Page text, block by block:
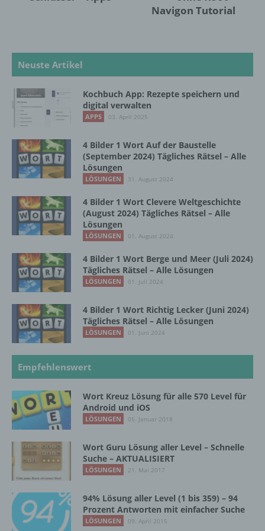
Navigon Tutorial
Neuste Artikel
Kochbuch App: Rezepte speichern und
digital verwalten
APPS 03. April 2025
4 Bilder 1 Wort Auf der Baustelle
(September 2024) Tägliches Rätsel – Alle
Lösungen
LÖSUNGEN 31. August 2024
4 Bilder 1 Wort Clevere Weltgeschichte
(August 2024) Tägliches Rätsel – Alle
Lösungen
LÖSUNGEN 01. August 2024
4 Bilder 1 Wort Berge und Meer (Juli 2024)
Tägliches Rätsel – Alle Lösungen
LÖSUNGEN 01. Juli 2024
4 Bilder 1 Wort Richtig Lecker (Juni 2024)
Tägliches Rätsel – Alle Lösungen
LÖSUNGEN 01. Juni 2024
Empfehlenswert
Wort Kreuz Lösung für alle 570 Level für
Android und iOS
LÖSUNGEN 05. Januar 2018
Wort Guru Lösung aller Level – Schnelle
Suche – AKTUALISIERT
LÖSUNGEN 21. Mai 2017
94% Lösung aller Level (1 bis 359) – 94
Prozent Antworten mit einfacher Suche
LÖSUNGEN 09. April 2015
Aufenthaltsort oder Ortswechsel dieser
f) Pseudonymisierung
Pseudonymisierung ist die Verarbeitung
personenbezogener Daten in einer Weise,
ohne Hinzuziehung zusätzlicher
Informationen nicht mehr einer spezifischen
betroffenen Person zugeordnet werden
können, sofern diese zusätzlichen
Informationen gesondert aufbewahrt werden
und technischen und organisatorischen
Maßnahmen unterliegen, die gewährleisten,
dass die personenbezogenen Daten nicht
einer identifizierten oder identifizierbaren
g) Verantwortlicher oder für die Verarbeitung
Verantwortlicher
Verantwortlicher oder für die Verarbeitung
Verantwortlicher ist die natürliche oder
juristische Person, Behörde, Einrichtung
oder andere Stelle, die allein oder
gemeinsam mit anderen über die Zwecke
und Mittel der Verarbeitung von
personenbezogenen Daten entscheidet.
Sind die Zwecke und Mittel dieser
Verarbeitung durch das Unionsrecht oder
das Recht der Mitgliedstaaten vorgegeben,
so kann der Verantwortliche
beziehungsweise können die bestimmten
Kriterien seiner Benennung nach dem
Unionsrecht oder dem Recht der
h) Auftragsverarbeiter